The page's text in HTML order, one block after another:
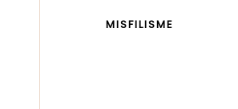
MISFILISME